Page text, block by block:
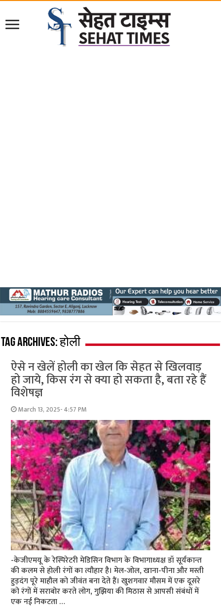
Tag Archives:होली
ऐसे न खेलें होली का खेल कि सेहत से खिलवाड़
हो जाये, किस रंग से क्या हो सकता है, बता रहे हैं
विशेषज्ञ
March 13, 2025- 4:57 PM
-केजीएमयू के रेस्पिरेटरी मेडिसिन विभाग के विभागाध्यक्ष डॉ सूर्यकान्त
की कलम से होली रंगों का त्यौहार है। मेल-जोल, खाना-पीना और मस्ती
हुड़दंग पूरे माहौल को जीवंत बना देते हैं। खुशगवार मौसम में एक दूसरे
को रंगों में सराबोर करते लोग, गुझिया की मिठास से आपसी संबंधों में
एक नई निकटता …